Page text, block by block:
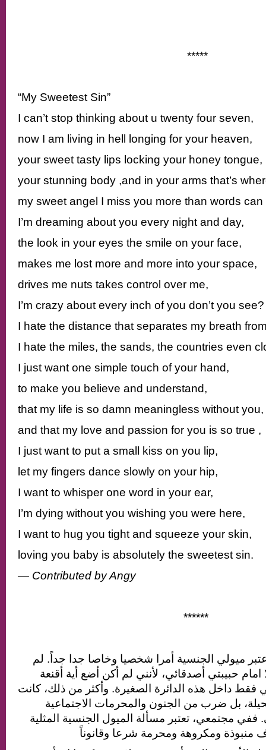
*****
“My Sweetest Sin”
I can’t stop thinking about u twenty four seven,
now I am living in hell longing for your heaven,
your sweet tasty lips locking your honey tongue,
your stunning body ,and in your arms that’s
my sweet angel I miss you more than words can
I’m dreaming about you every night and day,
the look in your eyes the smile on your face,
makes me lost more and more into your space,
drives me nuts takes control over me,
I’m crazy about every inch of you don’t you see?
I hate the distance that separates my breath
I hate the miles, the sands, the countries even
I just want one simple touch of your hand,
to make you believe and understand,
that my life is so damn meaningless without you,
and that my love and passion for you is so true ,
I just want to put a small kiss on you lip,
let my fingers dance slowly on your hip,
I want to whisper one word in your ear,
I’m dying without you wishing you were here,
I want to hug you tight and squeeze your skin,
loving you baby is absolutely the sweetest sin.
— Contributed by Angy
******
ميولي الجنسية أمرا شخصيا وخاصا جدا جداً. لم
حبيبتي أصدقائي، لأنني لم أكن أضع أية أقنعة
داخل هذه الدائرة الصغيرة. وأكثر من ذلك، كانت
بل ضرب من الجنون والمحرمات الاجتماعية
ففي مجتمعي، تعتبر مسألة الميول الجنسية المثلية